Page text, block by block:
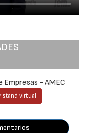
Empresas - AMEC
stand virtual